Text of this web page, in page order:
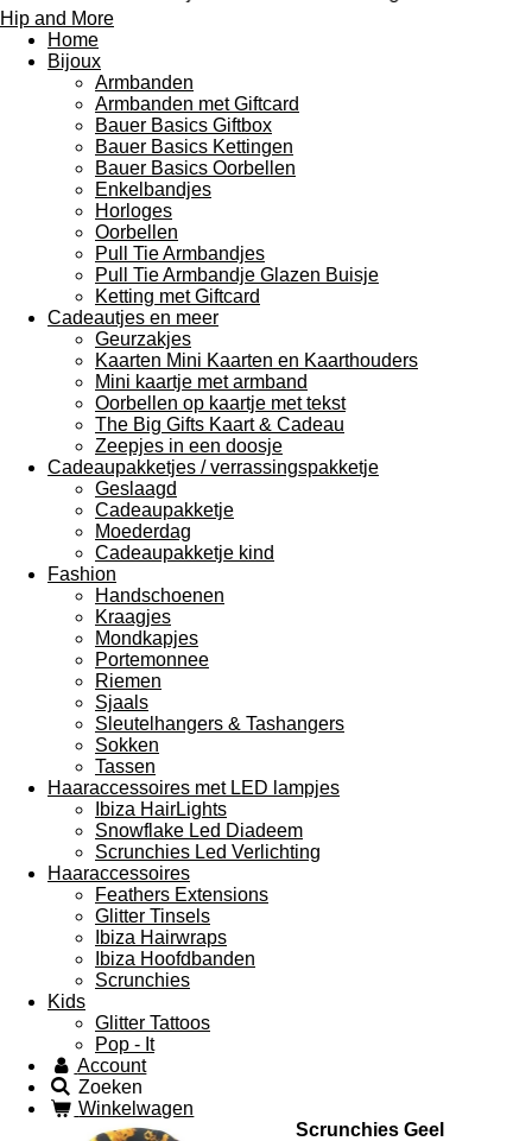
Hip and More
Home
Bijoux
Armbanden
Armbanden met Giftcard
Bauer Basics Giftbox
Bauer Basics Kettingen
Bauer Basics Oorbellen
Enkelbandjes
Horloges
Oorbellen
Pull Tie Armbandjes
Pull Tie Armbandje Glazen Buisje
Ketting met Giftcard
Cadeautjes en meer
Geurzakjes
Kaarten Mini Kaarten en Kaarthouders
Mini kaartje met armband
Oorbellen op kaartje met tekst
The Big Gifts Kaart & Cadeau
Zeepjes in een doosje
Cadeaupakketjes / verrassingspakketje
Geslaagd
Cadeaupakketje
Moederdag
Cadeaupakketje kind
Fashion
Handschoenen
Kraagjes
Mondkapjes
Portemonnee
Riemen
Sjaals
Sleutelhangers & Tashangers
Sokken
Tassen
Haaraccessoires met LED lampjes
Ibiza HairLights
Snowflake Led Diadeem
Scrunchies Led Verlichting
Haaraccessoires
Feathers Extensions
Glitter Tinsels
Ibiza Hairwraps
Ibiza Hoofdbanden
Scrunchies
Kids
Glitter Tattoos
Pop - It
Account
Zoeken
Winkelwagen
Scrunchies Geel